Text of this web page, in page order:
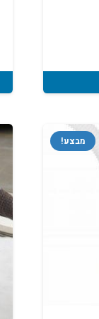
מבצע!